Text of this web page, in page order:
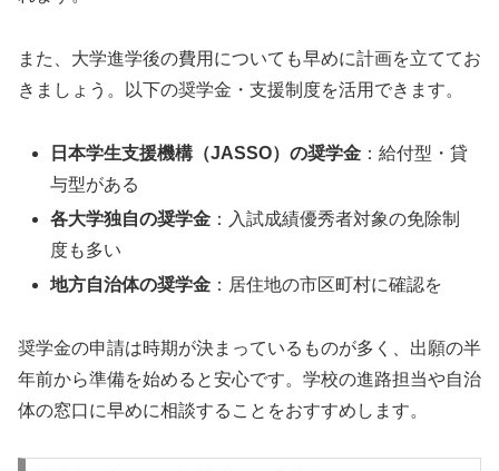
また、大学進学後の費用についても早めに計画を立ててお
きましょう。以下の奨学金・支援制度を活用できます。
日本学生支援機構（JASSO）の奨学金 ：給付型・貸
与型がある
各大学独自の奨学金 ：入試成績優秀者対象の免除制
度も多い
地方自治体の奨学金 ：居住地の市区町村に確認を
奨学金の申請は時期が決まっているものが多く、出願の半
年前から準備を始めると安心です。学校の進路担当や自治
体の窓口に早めに相談することをおすすめします。